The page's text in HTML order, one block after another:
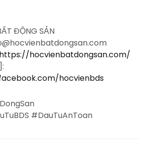
ĐỘNG SẢN
https://hocvienbatdongsan.com/
hocvienbds
#DauTuAnToan